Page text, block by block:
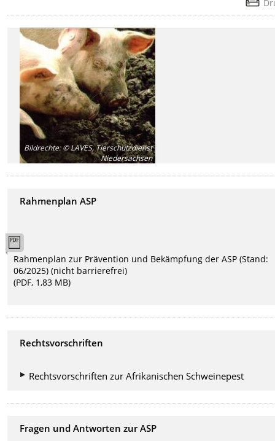
Bildrechte:© LAVES, Tierschutzdienst
Niedersachsen
Rahmenplan ASP
Rahmenplan zur Prävention und Bekämpfung der ASP (Stand:
06/2025) (nicht barrierefrei)
(PDF, 1,83 MB)
Rechtsvorschriften
Rechtsvorschriften zur Afrikanischen Schweinepest
Fragen und Antworten zur ASP